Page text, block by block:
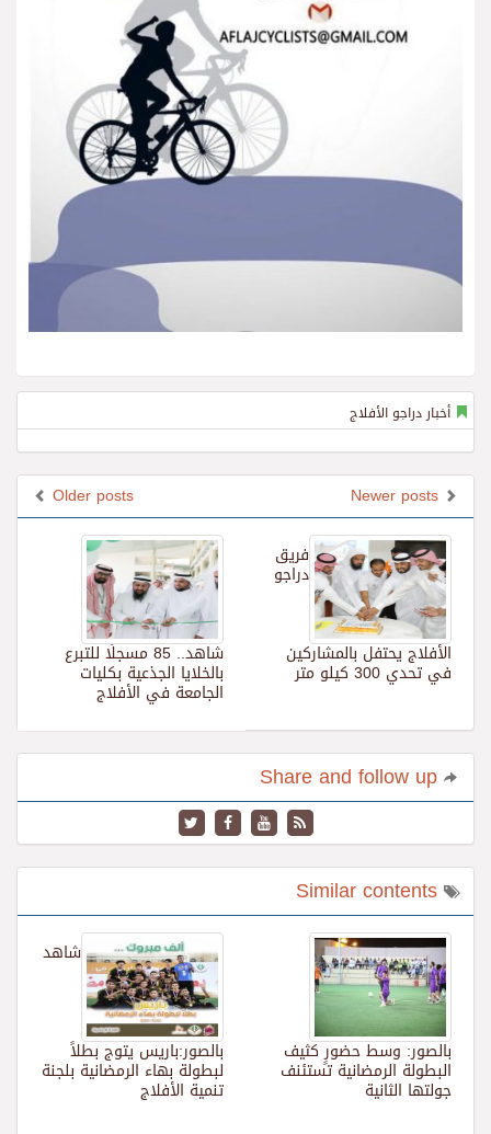
أخبار دراجو الأفلاج
Older posts
شاهد.. 85 مسجلًا للتبرع
بالخلايا الجذعية بكليات
الجامعة في الأفلاج
فريق
دراجو
الأفلاج يحتفل بالمشاركين
في تحدي 300 كيلو متر
شاهد
بالصور:باريس يتوج بطلاً
لبطولة بهاء الرمضانية بلجنة
تنمية الأفلاج
بالصور: وسط حضورٍ كثيف
البطولة الرمضانية تستئنف
جولتها الثانية